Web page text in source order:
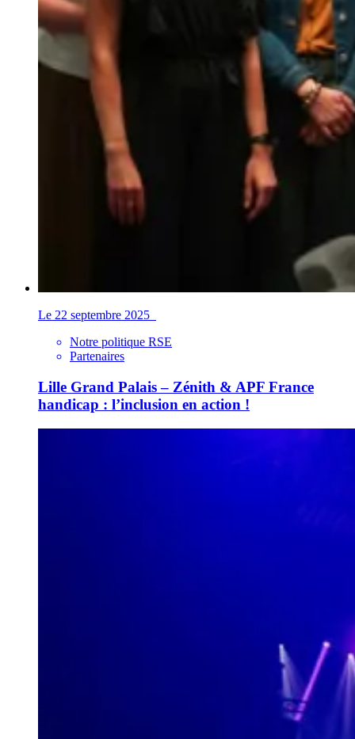
Le 22 septembre 2025
Notre politique RSE
Partenaires
Lille Grand Palais – Zénith & APF France
handicap : l’inclusion en action !